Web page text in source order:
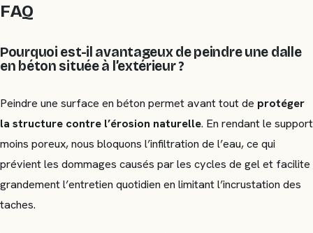
FAQ
Pourquoi est-il avantageux de peindre une dalle
en béton située à l’extérieur ?
Peindre une surface en béton permet avant tout de protéger
la structure contre l’érosion naturelle. En rendant le support
moins poreux, nous bloquons l’infiltration de l’eau, ce qui
prévient les dommages causés par les cycles de gel et facilite
grandement l’entretien quotidien en limitant l’incrustation des
taches.